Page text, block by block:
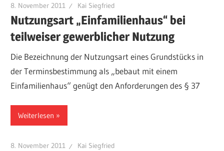
8. November 2011 Kai Siegfried
Nutzungsart „Einfamilienhaus“ bei
teilweiser gewerblicher Nutzung
Die Bezeichnung der Nutzungsart eines Grundstücks in
der Terminsbestimmung als „bebaut mit einem
Einfamilienhaus“ genügt den Anforderungen des § 37
Weiterlesen
8. November 2011 Kai Siegfried